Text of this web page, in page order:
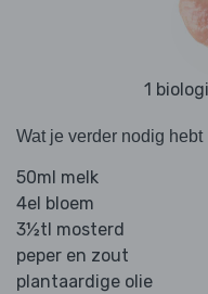
1
Wat je verder nodig hebt
50ml melk
4el bloem
3½tl mosterd
peper en zout
plantaardige olie